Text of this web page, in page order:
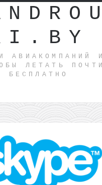
АВИАКОМПАНИЙ И
ЛЕТАТЬ ПОЧТИ
БЕСПЛАТНО